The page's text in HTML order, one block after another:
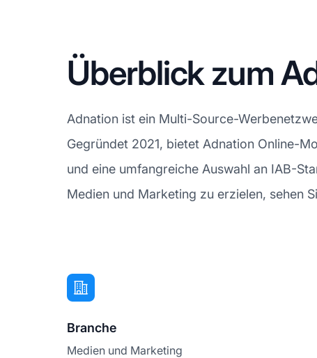
Überblick zum
Adnation ist ein Multi-Source-
Gegründet 2021, bietet Adnation Online-
und eine umfangreiche Auswahl an IAB-
Medien und Marketing zu erzielen, sehen
Branche
Medien und Marketing